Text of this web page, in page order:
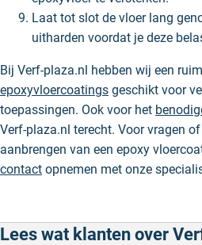
Laat tot slot de vloer lang
uitharden voordat je deze
Bij Verf-plaza.nl hebben wij een
epoxyvloercoatings geschikt voor
toepassingen. Ook voor het
Verf-plaza.nl terecht. Voor vragen
aanbrengen van een epoxy
contact opnemen met onze
Lees wat klanten over